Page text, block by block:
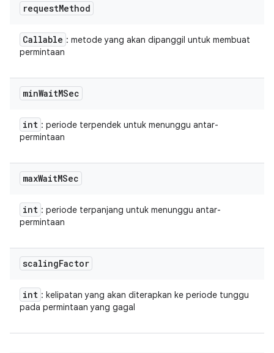
requestMethod
Callable : metode yang akan dipanggil untuk membuat
permintaan
minWaitMSec
int : periode terpendek untuk menunggu antar-
permintaan
maxWaitMSec
int : periode terpanjang untuk menunggu antar-
permintaan
scalingFactor
int : kelipatan yang akan diterapkan ke periode tunggu
pada permintaan yang gagal